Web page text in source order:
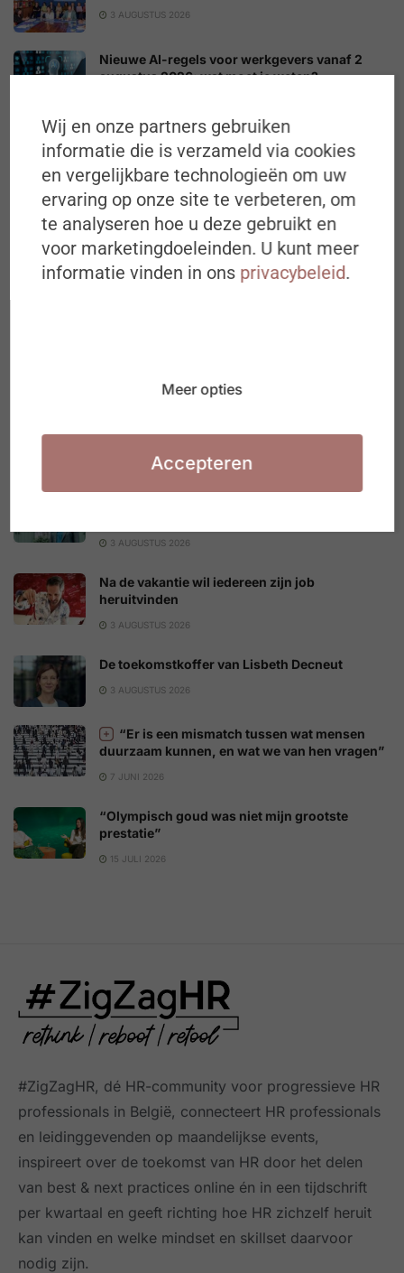
3 AUGUSTUS 2026
Nieuwe AI-regels voor werkgevers vanaf 2
augustus 2026: wat moet je weten?
Langer werken begint met anders kijken
3 AUGUSTUS 2026
In de kijker
3 AUGUSTUS 2026
Na de vakantie wil iedereen zijn job
heruitvinden
3 AUGUSTUS 2026
De toekomstkoffer van Lisbeth Decneut
3 AUGUSTUS 2026
“Er is een mismatch tussen wat mensen
duurzaam kunnen, en wat we van hen vragen”
7 JUNI 2026
“Olympisch goud was niet mijn grootste
prestatie”
15 JULI 2026
#ZigZagHR, dé HR-community voor progressieve HR
professionals in België, connecteert HR professionals
en leidinggevenden op maandelijkse events,
inspireert over de toekomst van HR door het delen
van best & next practices online én in een tijdschrift
per kwartaal en geeft richting hoe HR zichzelf heruit
kan vinden en welke mindset en skillset daarvoor
nodig zijn.
Wij en onze partners gebruiken
informatie die is verzameld via cookies
en vergelijkbare technologieën om uw
ervaring op onze site te verbeteren, om
te analyseren hoe u deze gebruikt en
voor marketingdoeleinden. U kunt meer
informatie vinden in ons privacybeleid.
Meer opties
Accepteren